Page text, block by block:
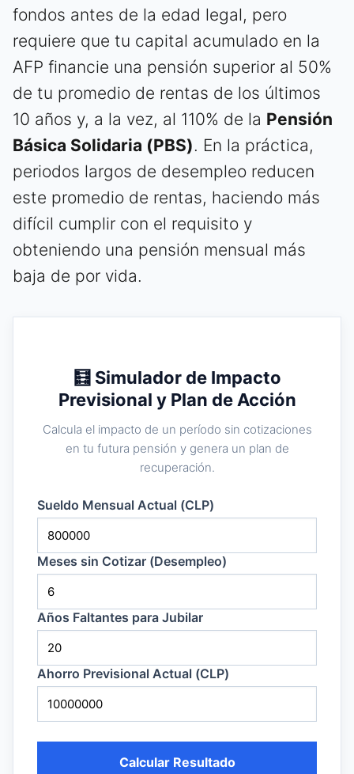
fondos antes de la edad legal, pero
requiere que tu capital acumulado en la
AFP financie una pensión superior al 50%
de tu promedio de rentas de los últimos
10 años y, a la vez, al 110% de la Pensión
Básica Solidaria (PBS). En la práctica,
periodos largos de desempleo reducen
este promedio de rentas, haciendo más
difícil cumplir con el requisito y
obteniendo una pensión mensual más
baja de por vida.
🧮 Simulador de Impacto
Previsional y Plan de Acción
Calcula el impacto de un período sin cotizaciones
en tu futura pensión y genera un plan de
recuperación.
Sueldo Mensual Actual (CLP)
Meses sin Cotizar (Desempleo)
Años Faltantes para Jubilar
Ahorro Previsional Actual (CLP)
Calcular Resultado